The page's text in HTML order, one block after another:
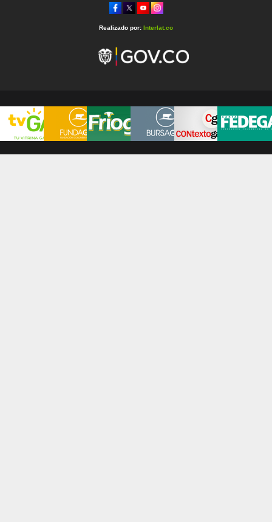
Realizado por: Interlat.co